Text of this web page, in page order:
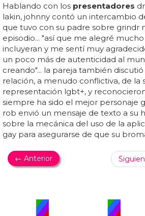
Hablando con los presentadores
lakin, johnny contó un intercambio
que tuvo con su padre sobre grindr
episodio... "así que me alegré
incluyeran y me sentí muy
un poco más de autenticidad al
creando"... la pareja también
relación, a menudo conflictiva, de la
representación lgbt+, y
siempre ha sido el mejor personaje
rob envió un mensaje de texto a su
sobre la mecánica del uso de la
gay para asegurarse de que su
← Anterior